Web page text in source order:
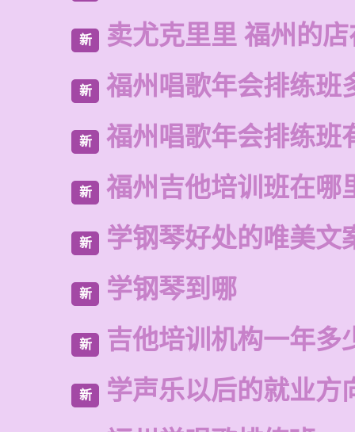
新 卖尤克里里 福州的
新 福州唱歌年会排练班
新 福州唱歌年会排练班
新 福州吉他培训班在哪
新 学钢琴好处的唯美文
新 学钢琴到哪
新 吉他培训机构一年多
新
学声乐以后的就业方